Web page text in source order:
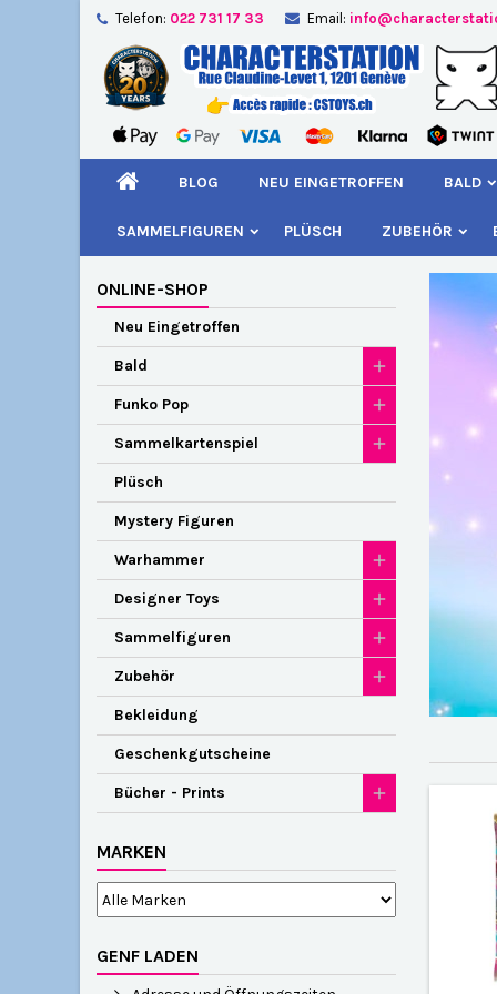
Telefon: 022 731 17 33 Email:
BLOG NEU EINGETROFFEN BALD
SAMMELFIGUREN PLÜSCH ZUBEHÖR
ONLINE-SHOP
Neu Eingetroffen
Bald
Funko Pop
Sammelkartenspiel
Plüsch
Mystery Figuren
Warhammer
Designer Toys
Sammelfiguren
Zubehör
Bekleidung
Geschenkgutscheine
Bücher - Prints
MARKEN
GENF LADEN